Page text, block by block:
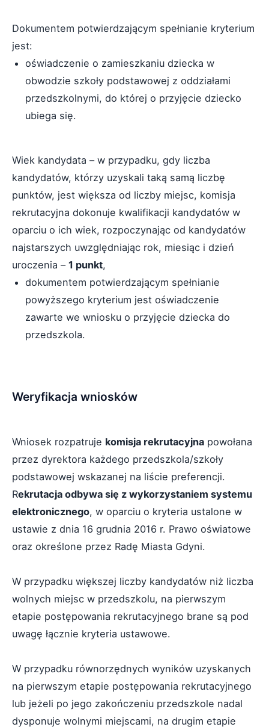
Dokumentem potwierdzającym spełnianie kryterium
jest:
oświadczenie o zamieszkaniu dziecka w
obwodzie szkoły podstawowej z oddziałami
przedszkolnymi, do której o przyjęcie dziecko
ubiega się.
Wiek kandydata – w przypadku, gdy liczba
kandydatów, którzy uzyskali taką samą liczbę
punktów, jest większa od liczby miejsc, komisja
rekrutacyjna dokonuje kwalifikacji kandydatów w
oparciu o ich wiek, rozpoczynając od kandydatów
najstarszych uwzględniając rok, miesiąc i dzień
uroczenia – 1 punkt,
dokumentem potwierdzającym spełnianie
powyższego kryterium jest oświadczenie
zawarte we wniosku o przyjęcie dziecka do
przedszkola.
Weryfikacja wniosków
Wniosek rozpatruje komisja rekrutacyjna powołana
przez dyrektora każdego przedszkola/szkoły
podstawowej wskazanej na liście preferencji.
Rekrutacja odbywa się z wykorzystaniem systemu
elektronicznego, w oparciu o kryteria ustalone w
ustawie z dnia 16 grudnia 2016 r. Prawo oświatowe
oraz określone przez Radę Miasta Gdyni.
W przypadku większej liczby kandydatów niż liczba
wolnych miejsc w przedszkolu, na pierwszym
etapie postępowania rekrutacyjnego brane są pod
uwagę łącznie kryteria ustawowe.
W przypadku równorzędnych wyników uzyskanych
na pierwszym etapie postępowania rekrutacyjnego
lub jeżeli po jego zakończeniu przedszkole nadal
dysponuje wolnymi miejscami, na drugim etapie